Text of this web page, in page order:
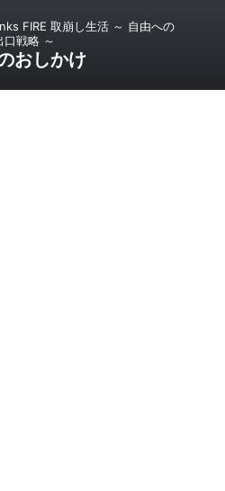
FIRE 取崩し生活 ～ 自由への
口戦略 ～
おしかけ